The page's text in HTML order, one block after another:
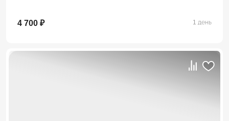
4 700 ₽ 1 день